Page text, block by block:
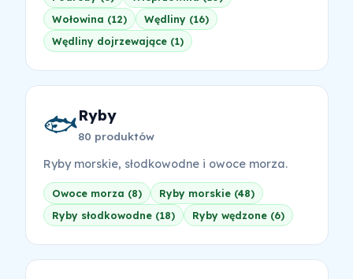
Wołowina (12)
Wędliny (16)
Wędliny dojrzewające (1)
🐟Ryby
80 produktów
Ryby morskie, słodkowodne i owoce morza.
Owoce morza (8)
Ryby morskie (48)
Ryby słodkowodne (18)
Ryby wędzone (6)